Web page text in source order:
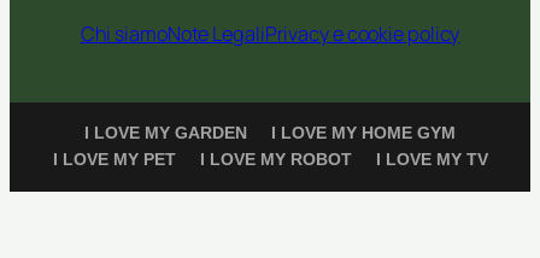
Chi siamoNote LegaliPrivacy e cookie policy
I LOVE MY GARDEN
I LOVE MY HOME GYM
I LOVE MY PET
I LOVE MY ROBOT I LOVE MY TV